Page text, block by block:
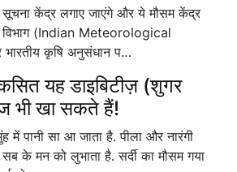
सूचना केंद्र लगाए जाएंगे और ये मौसम केंद्र
विभाग (Indian Meteorological
कृषि अनुसंधान प…
यह डाइबिटीज़ (शुगर
भी खा सकते हैं!
में पानी सा आ जाता है. पीला और नारंगी
के मन को लुभाता है. सर्दी का मौसम गया